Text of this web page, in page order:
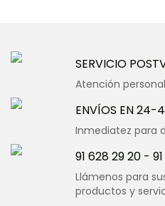
SERVICIO
Atención
ENVÍOS EN 24-
Inmediatez para
91 628 29 20-
Llámenos para
productos y